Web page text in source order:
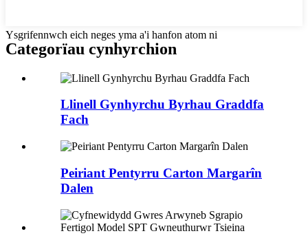
Ysgrifennwch eich neges yma a'i hanfon atom ni
Categorïau cynhyrchion
Llinell Gynhyrchu Byrhau Graddfa
Fach
Peiriant Pentyrru Carton Margarîn
Dalen